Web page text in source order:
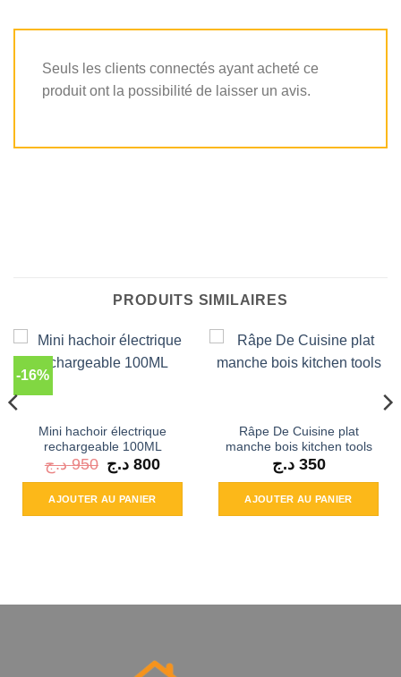
Seuls les clients connectés ayant acheté ce
produit ont la possibilité de laisser un avis.
PRODUITS SIMILAIRES
-16%
Mini hachoir électrique
rechargeable 100ML
950 د.ج
Le
prix
initial
était :
800 د.ج
Le
actuel
AJOUTER AU PANIER
Râpe De Cuisine plat
manche bois kitchen tools
350 د.ج
AJOUTER AU PANIER